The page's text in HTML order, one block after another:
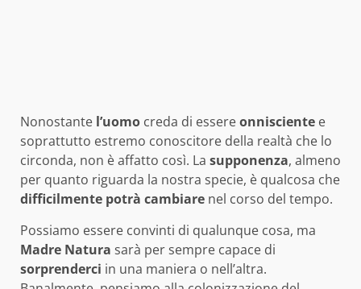
Nonostante l’uomo creda di essereonnisciente e
soprattutto estremo conoscitore della realtà che lo
circonda, non è affatto così. La supponenza, almeno
per quanto riguarda la nostra specie, è qualcosa che
difficilmente potrà cambiare nel corso del tempo.
Possiamo essere convinti di qualunque cosa, ma
Madre Natura sarà per sempre capace di
sorprenderci in una maniera o nell’altra.